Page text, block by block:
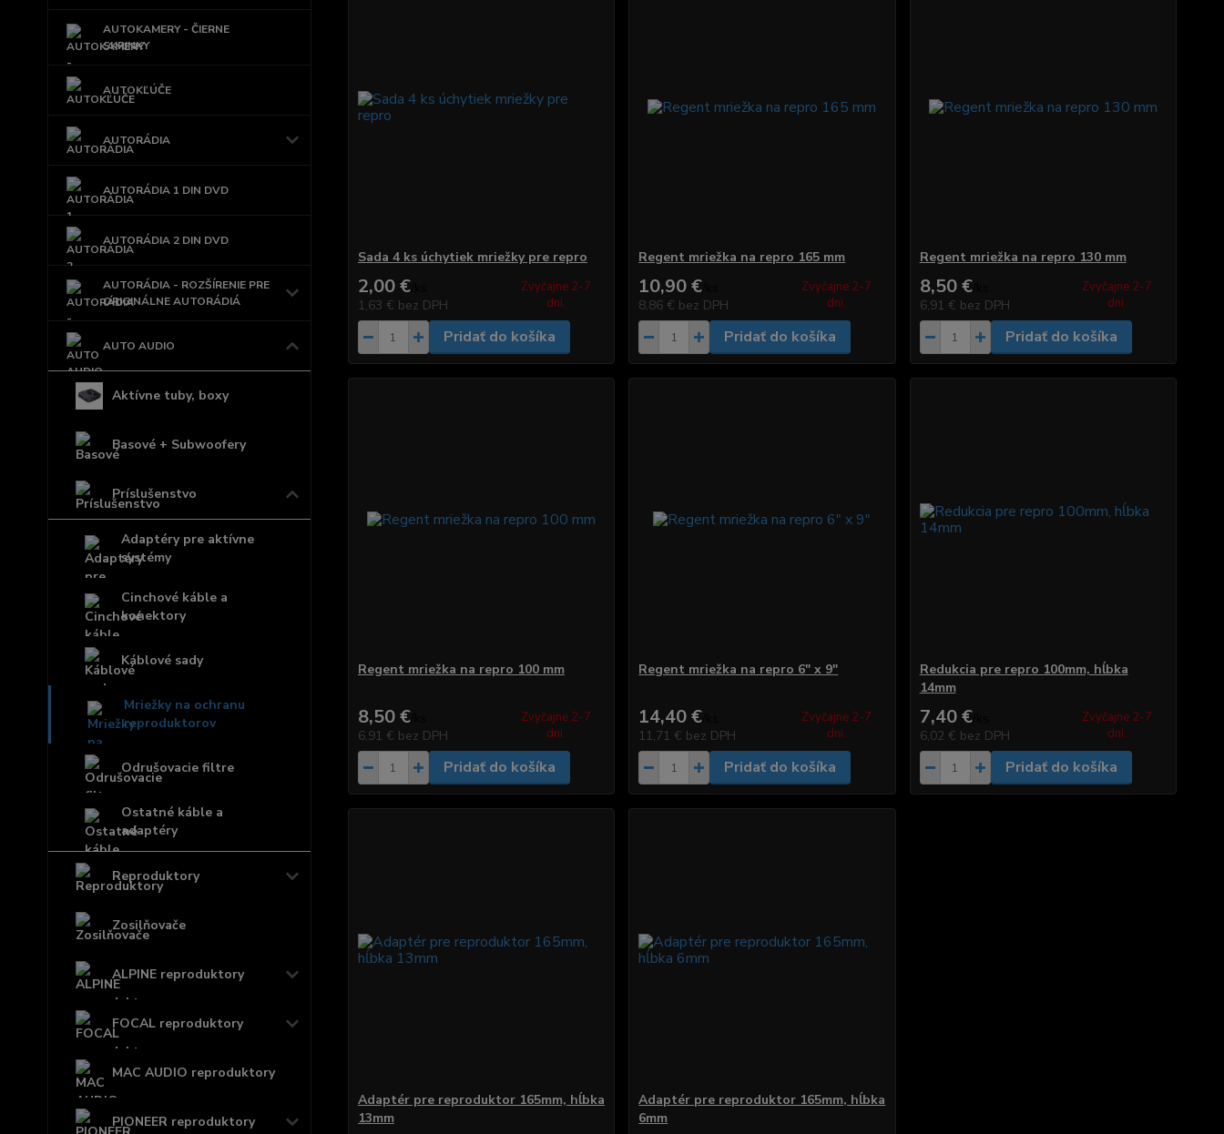
AUTOKAMERY - ČIERNE
SKRINKY
AUTOKĽÚČE
AUTORÁDIA
AUTORÁDIA 1 DIN DVD
AUTORÁDIA 2 DIN DVD
AUTORÁDIA - ROZŠÍRENIE PRE
ORIGINÁLNE AUTORÁDIÁ
AUTO AUDIO
Aktívne tuby, boxy
Basové + Subwoofery
Príslušenstvo
Adaptéry pre aktívne
systémy
Cinchové káble a
konektory
Káblové sady
Mriežky na ochranu
reproduktorov
Odrušovacie filtre
Ostatné káble a
adaptéry
Reproduktory
Zosilňovače
ALPINE reproduktory
FOCAL reproduktory
MAC AUDIO reproduktory
PIONEER reproduktory
Sada 4 ks úchytiek mriežky pre repro
2,00 €/
1,63 € bez DPH
Zvyčajne 2-7
dni.
Pridať do košíka
Regent mriežka na repro 165 mm
10,90 €
8,86 € bez DPH
Zvyčajne 2-7
dni.
Pridať do košíka
Regent mriežka na repro 130 mm
8,50 €/
6,91 € bez DPH
Zvyčajne 2-7
dni.
Pridať do košíka
Regent mriežka na repro 100 mm
8,50 €/
6,91 € bez DPH
Zvyčajne 2-7
dni.
Pridať do košíka
Regent mriežka na repro 6" x 9"
14,40 €
11,71 € bez DPH
Zvyčajne 2-7
dni.
Pridať do košíka
Redukcia pre repro 100mm, hĺbka
14mm
7,40 €/
6,02 € bez DPH
Zvyčajne 2-7
dni.
Pridať do košíka
Adaptér pre reproduktor 165mm, hĺbka
13mm
Adaptér pre reproduktor 165mm, hĺbka
6mm